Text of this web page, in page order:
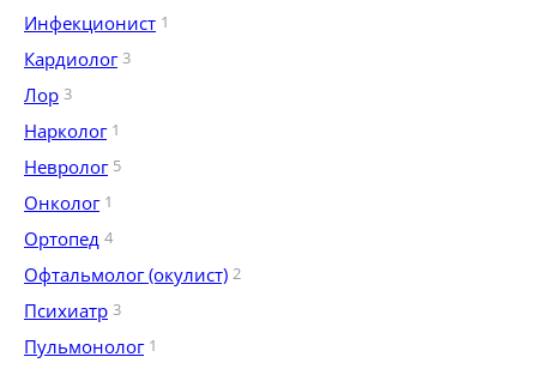
Инфекционист 1
Кардиолог 3
Лор 3
Нарколог 1
Невролог 5
Онколог 1
Ортопед 4
Офтальмолог (окулист) 2
Психиатр 3
Пульмонолог 1